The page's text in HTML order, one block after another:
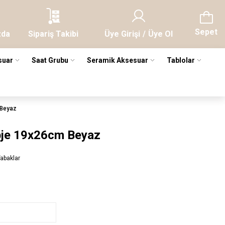
Sipariş Takibi Üye Girişi / Üye Ol Sepet
Saat Grubu Seramik Aksesuar Tablolar
19x26cm Beyaz